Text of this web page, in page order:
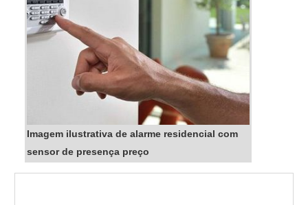
Imagem ilustrativa de alarme residencial com
sensor de presença preço